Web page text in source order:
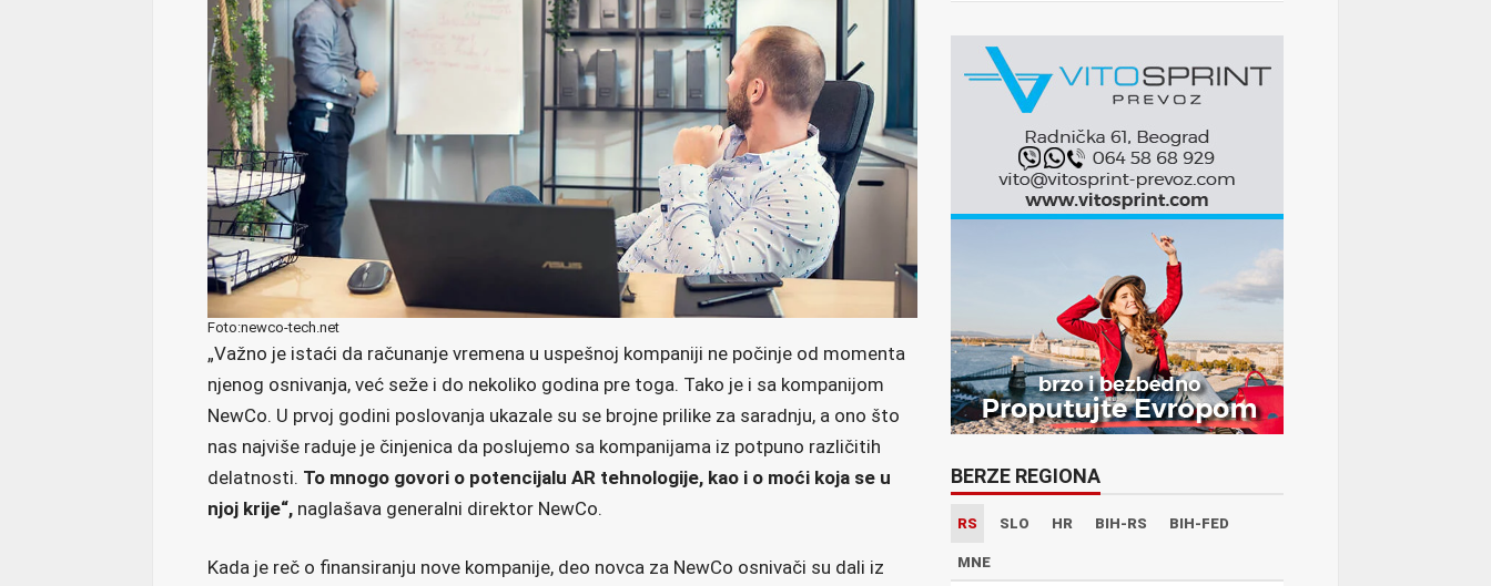
Foto:newco-tech.net
„Važno je istaći da računanje vremena u uspešnoj kompaniji ne počinje od momenta
njenog osnivanja, već seže i do nekoliko godina pre toga. Tako je i sa kompanijom
NewCo. U prvoj godini poslovanja ukazale su se brojne prilike za saradnju, a ono što
nas najviše raduje je činjenica da poslujemo sa kompanijama iz potpuno različitih
delatnosti. To mnogo govori o potencijalu AR tehnologije, kao i o moći koja se u
njoj krije“, naglašava generalni direktor NewCo.
Kada je reč o finansiranju nove kompanije, deo novca za NewCo osnivači su dali iz
BERZE REGIONA
RS SLO HR BIH-RS BIH-FED
MNE